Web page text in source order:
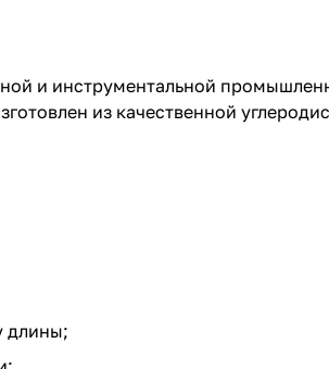
и инструментальной
из качественной
длины;